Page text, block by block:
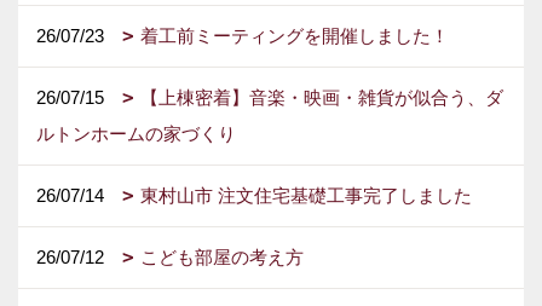
26/07/23 着工前ミーティングを開催しました！
26/07/15
【上棟密着】音楽・映画・雑貨が似合う、ダ
ルトンホームの家づくり
26/07/14 東村山市 注文住宅基礎工事完了しました
26/07/12 こども部屋の考え方